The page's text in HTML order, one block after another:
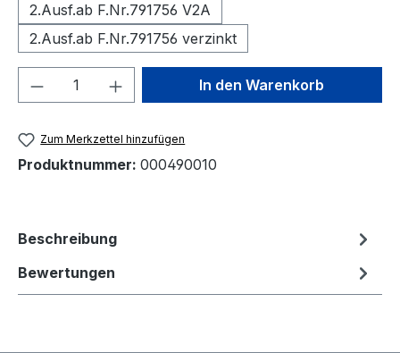
2.Ausf.ab F.Nr.791756 V2A
2.Ausf.ab F.Nr.791756 verzinkt
Produkt Anzahl: Gib denIn den Warenkorb
Zum Merkzettel hinzufügen
Produktnummer: 000490010
Beschreibung
Bewertungen